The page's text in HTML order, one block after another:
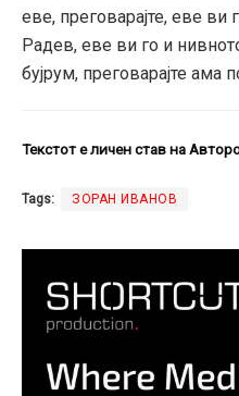
еве, преговарајте, еве ви
Радев, еве ви го и
бујрум, преговарајте ама
Текстот е личен став на
Tags: ЗОРАН ИВАНОВ